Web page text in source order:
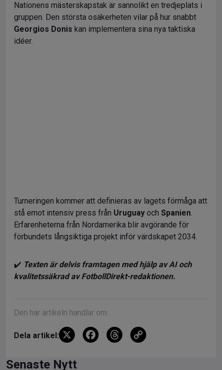
Nationens mästerskapstak är sannolikt en tredjeplats i
gruppen. Den största osäkerheten vilar på hur snabbt
Georgios Donis kan implementera sina nya taktiska
idéer.
Turneringen kommer att definieras av lagets förmåga att
stå emot intensiv press från Uruguay och Spanien.
Erfarenheterna från Nordamerika blir avgörande för
förbundets långsiktiga projekt inför värdskapet 2034.
✔️ Texten är delvis framtagen med hjälp av AI och
kvalitetssäkrad av FotbollDirekt-redaktionen.
Den här artikeln handlar om:
Dela artikel: X
F
T
Senaste Nytt